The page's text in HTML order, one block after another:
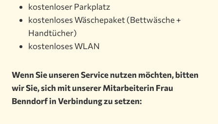
kostenloser Parkplatz
kostenloses Wäschepaket (Bettwäsche +
Handtücher)
kostenloses WLAN
Wenn Sie unseren Service nutzen möchten, bitten
wir Sie, sich mit unserer Mitarbeiterin Frau
Benndorf in Verbindung zu setzen: